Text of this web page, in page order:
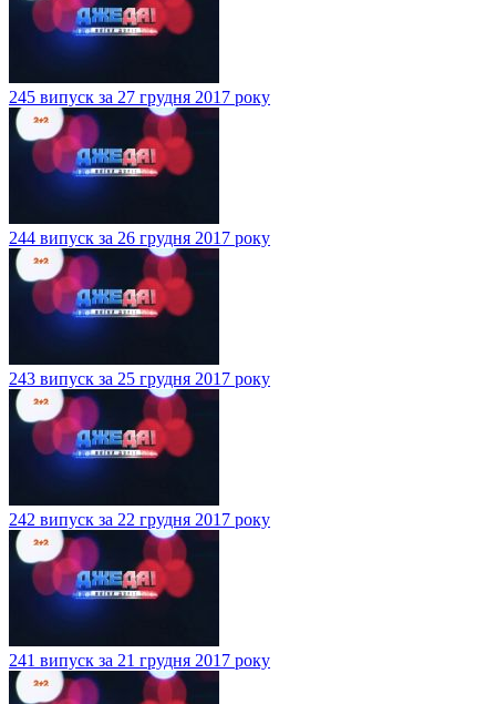
245 випуск за 27 грудня 2017 року
244 випуск за 26 грудня 2017 року
243 випуск за 25 грудня 2017 року
242 випуск за 22 грудня 2017 року
241 випуск за 21 грудня 2017 року